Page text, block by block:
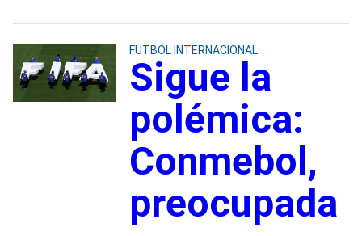
FUTBOL INTERNACIONAL
Sigue la
polémica:
Conmebol,
preocupada